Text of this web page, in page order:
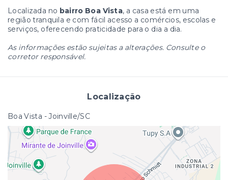
Localizada no bairro Boa Vista, a casa está em uma
região tranquila e com fácil acesso a comércios, escolas e
serviços, oferecendo praticidade para o dia a dia.
As informações estão sujeitas a alterações. Consulte o
corretor responsável.
Localização
Boa Vista - Joinville/SC